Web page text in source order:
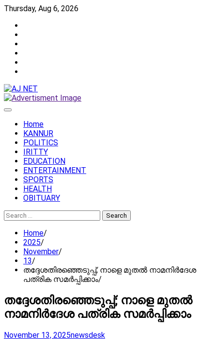
Skip
content
Thursday, Aug 6, 2026
Home
KANNUR
POLITICS
IRITTY
EDUCATION
ENTERTAINMENT
SPORTS
HEALTH
OBITUARY
Search
for:
Home
2025
November
13
തദ്ദേശതിരഞ്ഞെടുപ്പ്; നാളെ മുതല്‍ നാമനിര്‍ദേശ
പത്രിക സമര്‍പ്പിക്കാം
തദ്ദേശതിരഞ്ഞെടുപ്പ്; നാളെ മുതല്‍
നാമനിര്‍ദേശ പത്രിക സമര്‍പ്പിക്കാം
November 13, 2025newsdesk